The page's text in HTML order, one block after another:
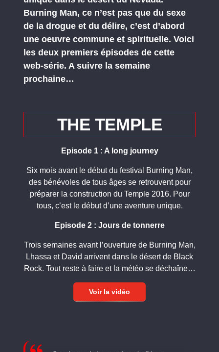
Burning Man, ce n’est pas que du sexe
de la drogue et du délire, c’est d’abord
une oeuvre commune et spirituelle. Voici
les deux premiers épisodes de cette
web-série. A suivre la semaine
prochaine…
THE TEMPLE
Episode 1 : A long journey
Six mois avant le début du festival Burning Man,
des bénévoles de tous âges se retrouvent pour
préparer la construction du Temple 2016. Pour
tous, c’est le début d’une aventure unique.
Episode 2 : Jours de tonnerre
Trois semaines avant l’ouverture de Burning Man,
Lhassa et David arrivent dans le désert de Black
Rock. Tout reste à faire et la météo se déchaîne…
Voir la vidéo